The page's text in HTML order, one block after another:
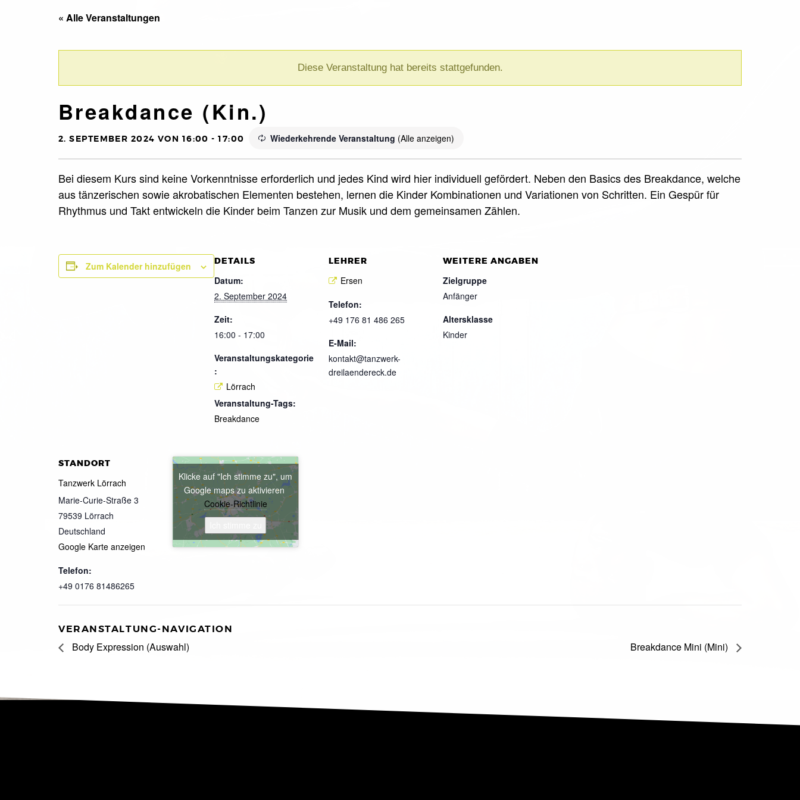
« Alle Veranstaltungen
Diese Veranstaltung hat bereits stattgefunden.
Breakdance (Kin.)
2. SEPTEMBER 2024 VON 16:00 -17:00 Wiederkehrende Veranstaltung (Alle anzeigen)
Bei diesem Kurs sind keine Vorkenntnisse erforderlich und jedes Kind wird hier individuell gefördert. Neben den Basics des Breakdance, welche
aus tänzerischen sowie akrobatischen Elementen bestehen, lernen die Kinder Kombinationen und Variationen von Schritten. Ein Gespür für
Rhythmus und Takt entwickeln die Kinder beim Tanzen zur Musik und dem gemeinsamen Zählen.
Zum Kalender hinzufügen DETAILS
Datum:
2. September 2024
Zeit:
16:00 - 17:00
Veranstaltungskategorie
:
Lörrach
Veranstaltung-Tags:
Breakdance
LEHRER
Ersen
Telefon:
+49 176 81 486 265
E-Mail:
kontakt@tanzwerk-
dreilaendereck.de
WEITERE ANGABEN
Zielgruppe
Anfänger
Altersklasse
Kinder
STANDORT
Tanzwerk Lörrach
Marie-Curie-Straße 3
79539 Lörrach
Deutschland
Google Karte anzeigen
Telefon:
+49 0176 81486265
Klicke auf "Ich stimme zu", um
Google maps zu aktivieren
Cookie-Richtlinie
VERANSTALTUNG-NAVIGATION
Body Expression (Auswahl) Breakdance Mini (Mini)